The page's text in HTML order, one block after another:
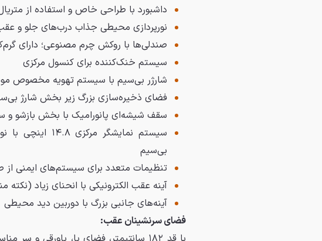
داشبورد با طراحی خاص و استفاده از
نورپردازی محیطی جذاب درب‌های جلو و
صندلی‌ها با روکش چرم مصنوعی؛ دارای
سیستم خنک‌کننده برای کنسول مرکزی
شارژر بی‌سیم با سیستم تهویه مخصوص
فضای ذخیره‌سازی بزرگ زیر بخش شارژ
سقف شیشه‌ای پانورامیک با بخش بازشو و
بی‌سیم
تنظیمات متعدد برای سیستم‌های ایمنی از
آینه عقب الکترونیکی با انحنای زیاد (نکته
آینه‌های جانبی بزرگ با دوربین دید محیطی
فضای سرنشینان عقب: